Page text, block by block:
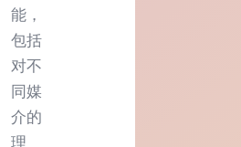
能，
包括
对不
同媒
介的
理